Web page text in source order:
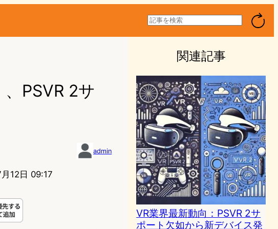
検
索
PSVR 2サ
admin
12日 09:17
関連記事
VR業界最新動向：PSVR 2サ
ポート欠如から新デバイス発